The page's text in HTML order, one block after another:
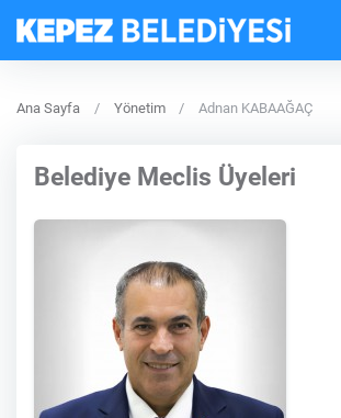
Ana Sayfa Yönetim Adnan KABAAĞAÇ
Belediye Meclis Üyeleri